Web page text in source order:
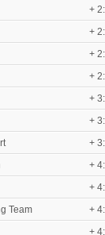
+
+
+
+
+
+
+
+
+
Team
+
+